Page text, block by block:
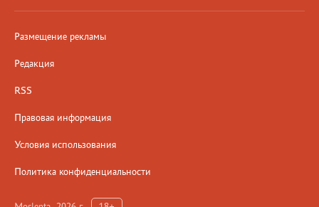
Размещение рекламы
Редакция
RSS
Правовая информация
Условия использования
Политика конфиденциальности